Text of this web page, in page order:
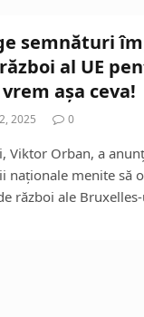
semnături
al UE
așa ceva!
2025 0
Viktor Orban, a
naționale menite să
război ale